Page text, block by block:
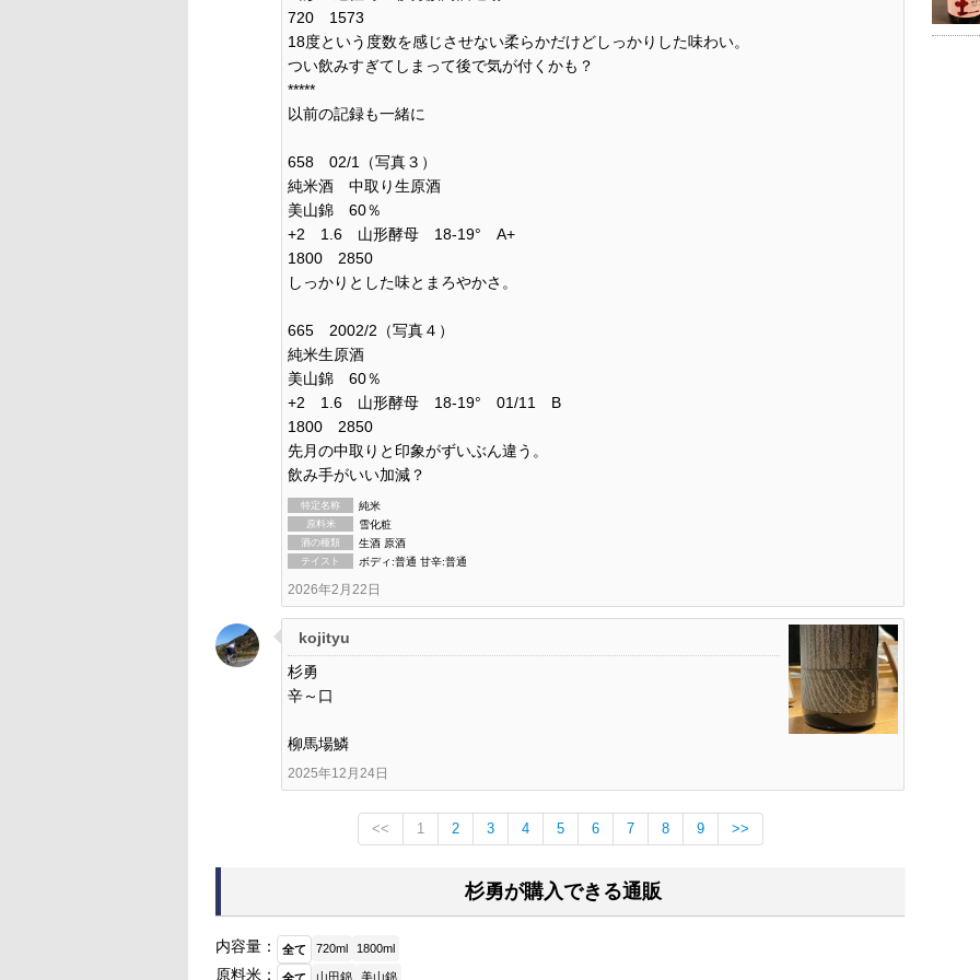
720 1573
18度という度数を感じさせない柔らかだけどしっかりした味わい。
つい飲みすぎてしまって後で気が付くかも？
*****
以前の記録も一緒に
658 02/1（写真３）
純米酒 中取り生原酒
美山錦 60％
+2 1.6 山形酵母 18-19° A+
1800 2850
しっかりとした味とまろやかさ。
665 2002/2（写真４）
純米生原酒
美山錦 60％
+2 1.6 山形酵母 18-19° 01/11 B
1800 2850
先月の中取りと印象がずいぶん違う。
飲み手がいい加減？
特定名称 純米
原料米 雪化粧
酒の種類 生酒 原酒
テイスト ボディ:普通 甘辛:普通
2026年2月22日
kojityu
杉勇
辛～口
柳馬場鱗
2025年12月24日
<< 1 2 3 4 5 6 7 8 9 >>
杉勇が購入できる通販
内容量： 全て 720ml 1800ml
原料米： 山田錦 美山錦